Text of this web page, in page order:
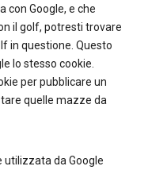
con Google, e che
il golf, potresti trovare
in questione. Questo
lo stesso cookie.
per pubblicare un
quelle mazze da
utilizzata da Google